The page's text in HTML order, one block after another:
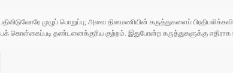
முழுப் பொறுப்பு; அவை தினமணியின் கருத்துகளைப்
தண்டனைக்குரிய குற்றம். இதுபோன்ற கருத்துகளுக்கு எதிராக